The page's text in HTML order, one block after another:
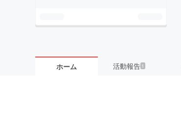
ホーム 活動報告 1